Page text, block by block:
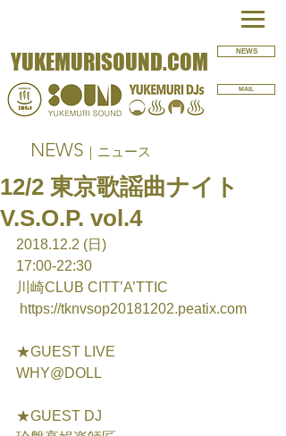
YUKEMURISOUND.COM NEWS
MAIL
NEWS ｜ニュース
12/2 東京歌謡曲ナイト
V.S.O.P. vol.4
2018.12.2 (日)
17:00-22:30
川崎CLUB CITT’A’TTIC
https://tknvsop20181202.peatix.com
★GUEST LIVE
WHY@DOLL
★GUEST DJ